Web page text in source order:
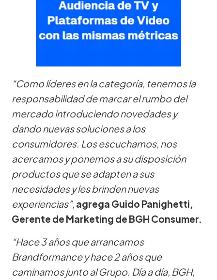
“Como líderes en la categoría, tenemos la
responsabilidad de marcar el rumbo del
mercado introduciendo novedades y
dando nuevas soluciones a los
consumidores. Los escuchamos, nos
acercamos y ponemos a su disposición
productos que se adapten a sus
necesidades y les brinden nuevas
experiencias”, agrega Guido Panighetti,
Gerente de Marketing de BGH Consumer.
“Hace 3 años que arrancamos
Brandformance y hace 2 años que
caminamos junto al Grupo. Día a día, BGH,